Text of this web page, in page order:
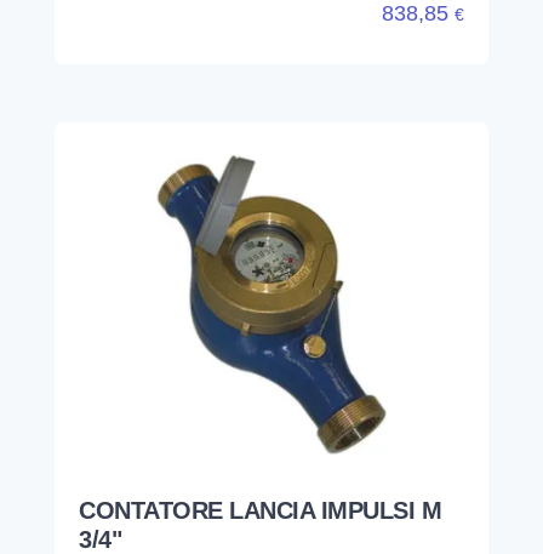
838,85 €
CONTATORE LANCIA IMPULSI M
3/4"